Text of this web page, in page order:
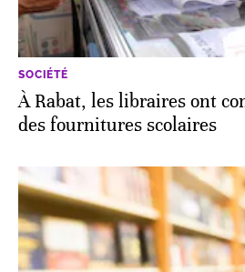
SOCIÉTÉ
À Rabat, les libraires ont
des fournitures scolaires